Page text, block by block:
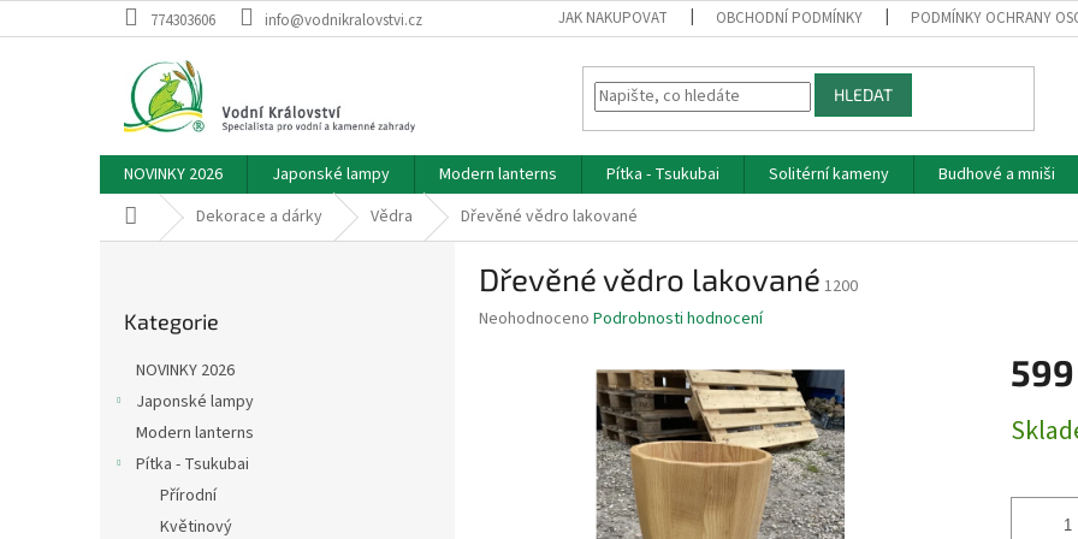
na
774303606 info@vodnikralovstvi.cz JAK NAKUPOVAT OBCHODNÍ PODMÍNKY PODMÍNKY OCHRANY
HLEDAT
NOVINKY 2026 Japonské lampy Modern lanterns Pítka - Tsukubai Solitérní kameny Budhové a mniši
Domů Dekorace a dárky Vědra Dřevěné vědro lakované
kategorie
Kategorie
NOVINKY 2026
Japonské lampy
Modern lanterns
Pítka - Tsukubai
Přírodní
Květinový
Dřevěné vědro lakované 1200
Průměrné
Neohodnoceno Podrobnosti hodnocení
cena: